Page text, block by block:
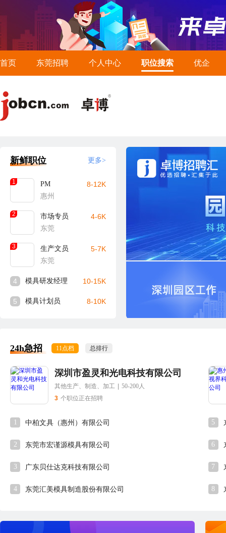
首页 东莞招聘 个人中心 职位搜索 优企
新鲜职位 更多>
1
PM
惠州
8-12K
2
市场专员
东莞
4-6K
3
生产文员
东莞
5-7K
4 模具研发经理 10-15K
5 模具计划员 8-10K
24h急招 11点档 总排行
深圳市盈灵和光电科技有限公司
其他生产、制造、加工
50-200人
3 个职位正在招聘
1 中柏文具（惠州）有限公司
2 东莞市宏谨源模具有限公司
3 广东贝仕达克科技有限公司
4 东莞汇美模具制造股份有限公司
5
6
7
8